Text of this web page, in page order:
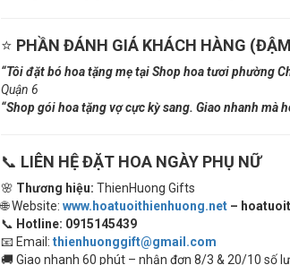
⭐ PHẦN ĐÁNH GIÁ KHÁCH HÀNG
“Tôi đặt bó hoa tặng mẹ tại Shop hoa tươi phường
Quận 6
“Shop gói hoa tặng vợ cực kỳ sang. Giao nhanh mà
📞 LIÊN HỆ ĐẶT HOA NGÀY PHỤ NỮ
🌸 Thương hiệu: ThienHuong Gifts
🌐 Website: www.hoatuoithienhuong.net –
📞 Hotline: 0915145439
📧 Email: thienhuonggift@gmail.com
🚚 Giao nhanh 60 phút – nhận đơn 8/3 & 20/10 số